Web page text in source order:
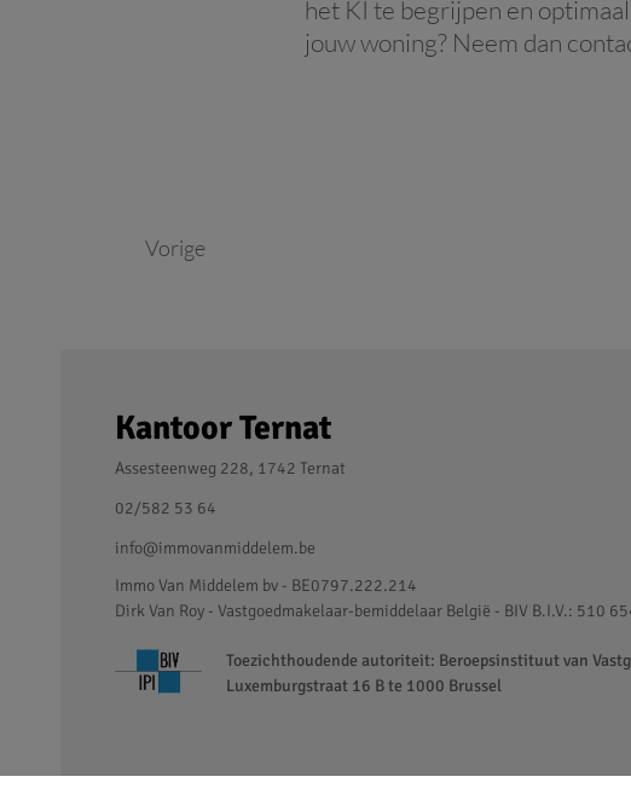
het KI te begrijpen en
jouw woning? Neem dan
Vorige
Kantoor Ternat
Assesteenweg 228, 1742 Ternat
02/582 53 64
info@immovanmiddelem.be
Immo Van Middelem bv - BE0797.222.214
Dirk Van Roy - Vastgoedmakelaar-bemiddelaar België - BIV B.I.V.: 510
Toezichthoudende autoriteit: Beroepsinstituut van
Luxemburgstraat 16 B te 1000 Brussel